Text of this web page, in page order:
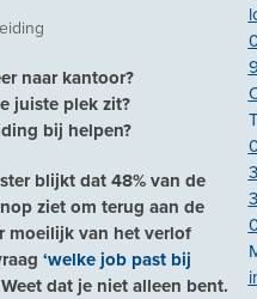
naar kantoor?
juiste plek zit?
bij helpen?
blijkt dat 48% van de
ziet om terug aan de
moeilijk van het verlof
‘welke job past bij
dat je niet alleen bent.